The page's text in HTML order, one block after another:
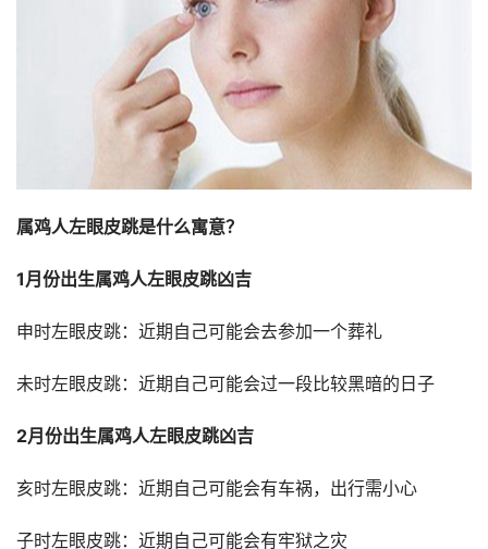
属鸡人左眼皮跳是什么寓意？
1月份出生属鸡人左眼皮跳凶吉
申时左眼皮跳：近期自己可能会去参加一个葬礼
未时左眼皮跳：近期自己可能会过一段比较黑暗的日子
2月份出生属鸡人左眼皮跳凶吉
亥时左眼皮跳：近期自己可能会有车祸，出行需小心
子时左眼皮跳：近期自己可能会有牢狱之灾